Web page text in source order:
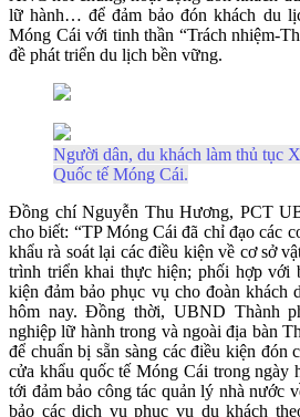
lữ hành… để đảm bảo đón khách du
Móng Cái với tinh thần “Trách nhiệm-
đề phát triển du lịch bền vững.
Người dân, du khách làm thủ tục
Quốc tế Móng Cái.
Đồng chí Nguyễn Thu Hương, PCT
cho biết: “TP Móng Cái đã chỉ đạo các
khẩu rà soát lại các điều kiện về cơ sở
trình triển khai thực hiện; phối hợp với
kiện đảm bảo phục vụ cho đoàn khách
hôm nay. Đồng thời, UBND Thành
nghiệp lữ hành trong và ngoài địa bàn
để chuẩn bị sẵn sàng các điều kiện đón
cửa khẩu quốc tế Móng Cái trong ngày
tới đảm bảo công tác quản lý nhà nước
bảo các dịch vụ phục vụ du khách